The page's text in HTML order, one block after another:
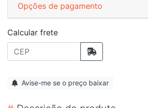
Opções de pagamento
Calcular frete
Avise-me se o preço baixar